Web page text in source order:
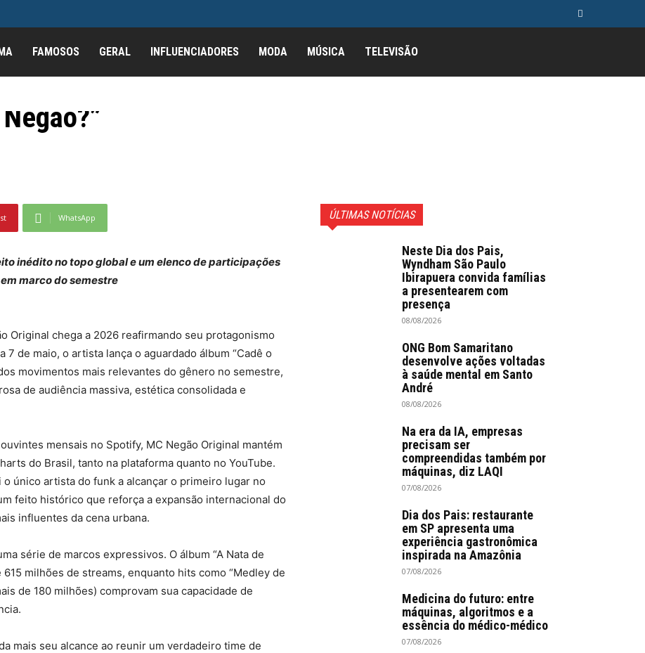
FAMOSOS GERAL INFLUENCIADORES MODA MÚSICA TELEVISÃO
anuncia o lançamento
WhatsApp
inédito no topo global e um elenco de participações
marco do semestre
Original chega a 2026 reafirmando seu protagonismo
de maio, o artista lança o aguardado álbum “Cadê o
movimentos mais relevantes do gênero no semestre,
de audiência massiva, estética consolidada e
mensais no Spotify, MC Negão Original mantém
do Brasil, tanto na plataforma quanto no YouTube.
único artista do funk a alcançar o primeiro lugar no
feito histórico que reforça a expansão internacional do
influentes da cena urbana.
série de marcos expressivos. O álbum “A Nata de
615 milhões de streams, enquanto hits como “Medley de
de 180 milhões) comprovam sua capacidade de
mais seu alcance ao reunir um verdadeiro time de
ÚLTIMAS NOTÍCIAS
Neste Dia dos Pais,
Wyndham São Paulo
Ibirapuera convida famílias
a presentearem com
presença
08/08/2026
ONG Bom Samaritano
desenvolve ações voltadas
à saúde mental em Santo
André
08/08/2026
Na era da IA, empresas
precisam ser
compreendidas também por
máquinas, diz LAQI
07/08/2026
Dia dos Pais: restaurante
em SP apresenta uma
experiência gastronômica
inspirada na Amazônia
07/08/2026
Medicina do futuro: entre
máquinas, algoritmos e a
essência do médico-médico
07/08/2026